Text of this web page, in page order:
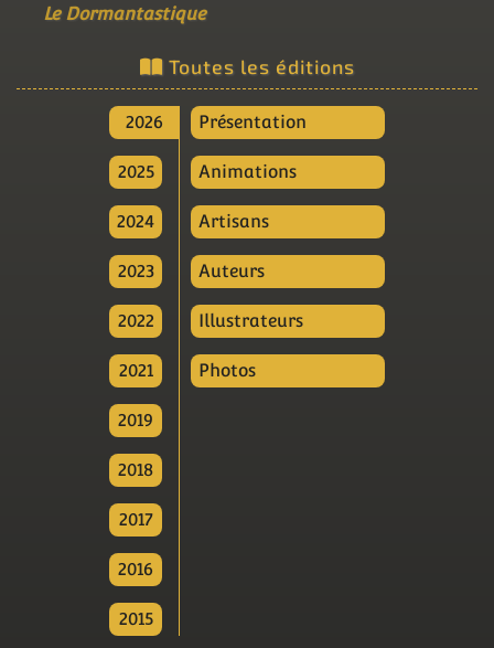
Le Dormantastique
Toutes les éditions
2026
2025
2024
2023
2022
2021
2019
2018
2017
2016
2015
Présentation
Animations
Artisans
Auteurs
Illustrateurs
Photos